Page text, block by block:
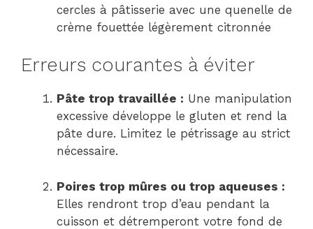
cercles à pâtisserie avec une quenelle de
crème fouettée légèrement citronnée
Erreurs courantes à éviter
Pâte trop travaillée : Une manipulation
excessive développe le gluten et rend la
pâte dure. Limitez le pétrissage au strict
nécessaire.
Poires trop mûres ou trop aqueuses :
Elles rendront trop d’eau pendant la
cuisson et détremperont votre fond de